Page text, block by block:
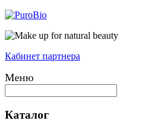
Кабинет партнера
Меню
Каталог